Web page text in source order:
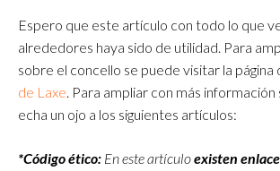
Espero que este artículo con todo lo que
alrededores haya sido de utilidad. Para
sobre el concello se puede visitar la página
de Laxe. Para ampliar con más información
echa un ojo a los siguientes artículos:
*Código ético: En este artículoexisten